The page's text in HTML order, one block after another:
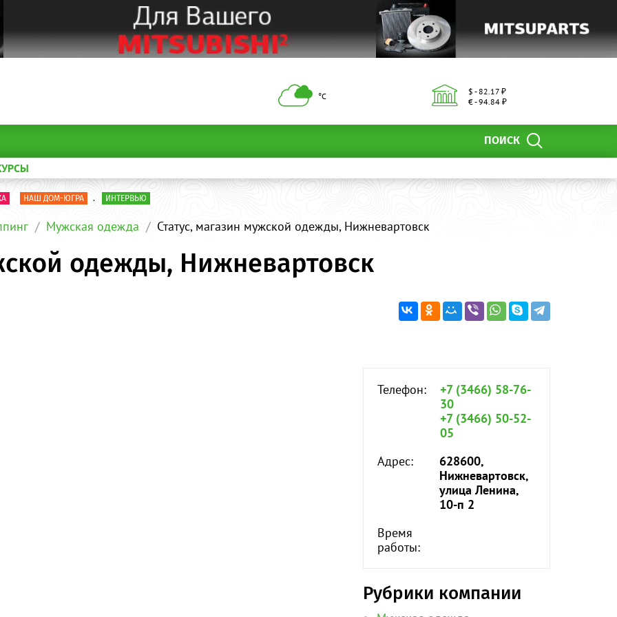
°С
$ - 82.17 ₽
€ - 94.84 ₽
ПОИСК
НАШ ДОМ-ЮГРА . ИНТЕРВЬЮ
Мужская одежда Статус, магазин мужской одежды, Нижневартовск
одежды, Нижневартовск
Телефон:
+7 (3466) 58-76-
30
+7 (3466) 50-52-
05
Адрес:
628600,
Нижневартовск,
улица Ленина,
10-п 2
Время
работы:
Рубрики компании